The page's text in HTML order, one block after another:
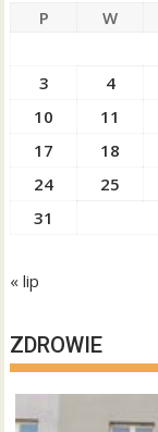
P W
3
4
10
11
17
18
24
25
31
« lip
ZDROWIE